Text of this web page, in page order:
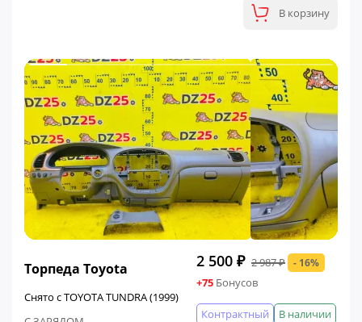
В корзину
Торпеда Toyota
Снято с TOYOTA TUNDRA (1999)
2 500 ₽ 2 987 ₽ - 16%
+75 Бонусов
В наличии
Контрактный